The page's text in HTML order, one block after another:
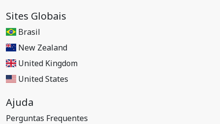
Sites Globais
Brasil
New Zealand
United Kingdom
United States
Ajuda
Perguntas Frequentes